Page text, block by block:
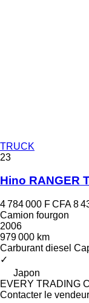
TRUCK
23
Hino RANGER
4 784 000 F CFA 8
Camion fourgon
2006
979 000 km
Carburant diesel
✓
Japon
EVERY TRADING
Contacter le vendeur